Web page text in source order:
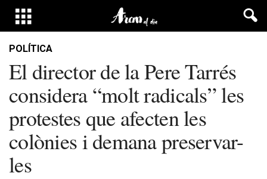
POLÍTICA
El director de la Pere Tarrés
considera “molt radicals” les
protestes que afecten les
colònies i demana preservar-
les